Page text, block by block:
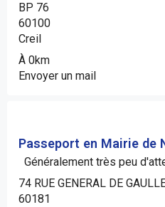
BP 76
60100
Creil
À 0km
Envoyer un mail
Passeport en Mairie de
Généralement très peu
74 RUE GENERAL DE
60181